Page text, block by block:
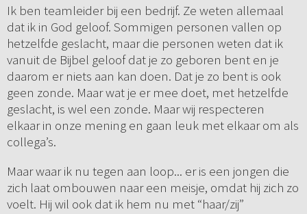
Ik ben teamleider bij een bedrijf. Ze weten allemaal
dat ik in God geloof. Sommigen personen vallen op
hetzelfde geslacht, maar die personen weten dat ik
vanuit de Bijbel geloof dat je zo geboren bent en je
daarom er niets aan kan doen. Dat je zo bent is ook
geen zonde. Maar wat je er mee doet, met hetzelfde
geslacht, is wel een zonde. Maar wij respecteren
elkaar in onze mening en gaan leuk met elkaar om als
collega’s.
Maar waar ik nu tegen aan loop... er is een jongen die
zich laat ombouwen naar een meisje, omdat hij zich zo
voelt. Hij wil ook dat ik hem nu met “haar/zij”